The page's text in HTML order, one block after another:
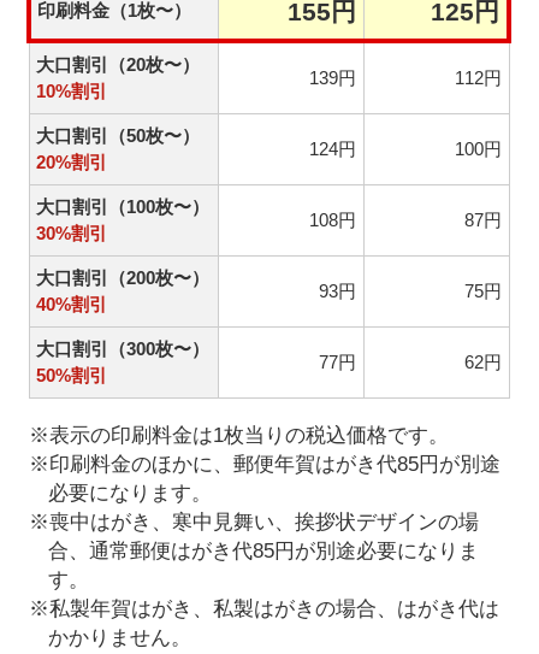
印刷料金（1枚〜） 155円 125円
大口割引（20枚〜）
10%割引
139円 112円
大口割引（50枚〜）
20%割引
124円 100円
大口割引（100枚〜）
30%割引
108円 87円
大口割引（200枚〜）
40%割引
93円 75円
大口割引（300枚〜）
50%割引
77円 62円
※表示の印刷料金は1枚当りの税込価格です。
※印刷料金のほかに、郵便年賀はがき代85円が別途
必要になります。
※喪中はがき、寒中見舞い、挨拶状デザインの場
合、通常郵便はがき代85円が別途必要になりま
す。
※私製年賀はがき、私製はがきの場合、はがき代は
かかりません。